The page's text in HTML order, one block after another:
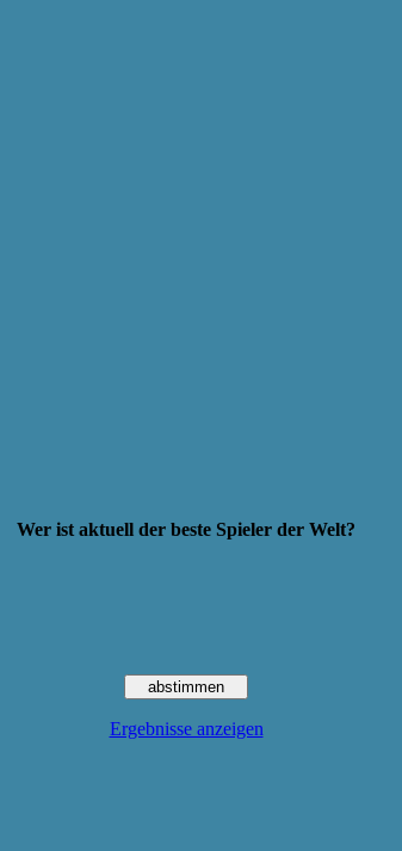
Wer ist aktuell der beste Spieler der Welt?
Ergebnisse anzeigen